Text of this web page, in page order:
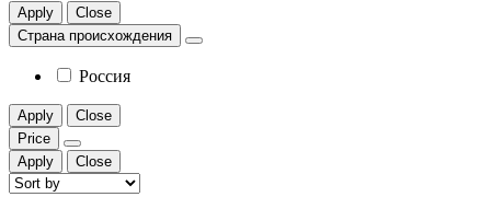
Apply
Close
Страна происхождения
Россия
Apply
Close
Price
Apply
Close